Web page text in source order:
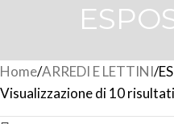
Home ARREDI E LETTINI
Visualizzazione di 10 risultati